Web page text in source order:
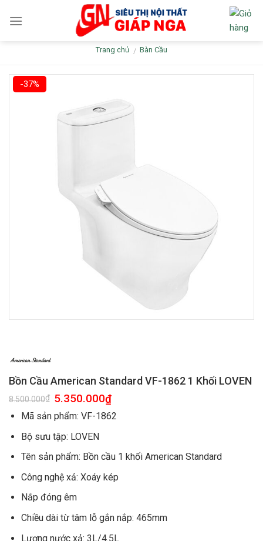
Trang chủ / Bàn Cầu
-37%
Bồn Cầu American Standard VF-1862 1 Khối LOVEN
8.500.000₫ 5.350.000₫
Mã sản phẩm: VF-1862
Bộ sưu tập: LOVEN
Tên sản phẩm: Bồn cầu 1 khối American Standard
Công nghệ xả: Xoáy kép
Nắp đóng êm
Chiều dài từ tâm lỗ gắn nắp: 465mm
Lượng nước xả: 3L/4.5L